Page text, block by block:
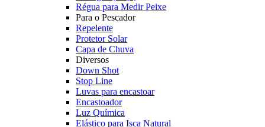
Régua para Medir Peixe
Para o Pescador
Repelente
Protetor Solar
Capa de Chuva
Diversos
Down Shot
Stop Line
Luvas para encastoar
Encastoador
Luz Química
Elástico para Isca Natural